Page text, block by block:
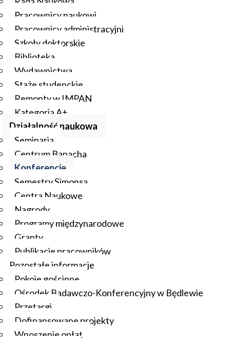
Pracownicy naukowi
Pracownicy administracyjni
Szkoły doktorskie
Biblioteka
Wydawnictwa
Staże studenckie
Remonty w IMPAN
Kategoria A+
Działalność naukowa
Seminaria
Centrum Banacha
Konferencje
Semestry Simonsa
Centra Naukowe
Nagrody
Programy międzynarodowe
Granty
Publikacje pracowników
Pozostałe informacje
Pokoje gościnne
Ośrodek Badawczo-Konferencyjny w Będlewie
Przetargi
Dofinansowane projekty
Wnoszenie opłat